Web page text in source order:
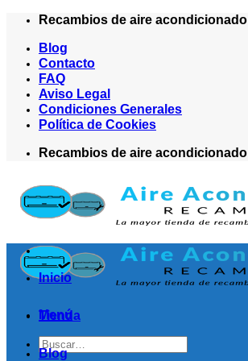
Saltar
contenido
Recambios de aire acondicionado
Blog
Contacto
FAQ
Aviso Legal
Condiciones Generales
Política de Cookies
Recambios de aire acondicionado
Menú
Buscar
por:
Inicio
Tienda
Blog